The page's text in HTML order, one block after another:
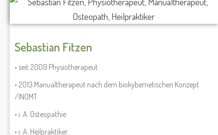
Sebastian Fitzen
• seit 2009 Physiotherapeut
• 2013 Manualtherapeut nach dem biokybernetischen Konzept
/INOMT
• i. A. Osteopathie
• i. A. Heilpraktiker